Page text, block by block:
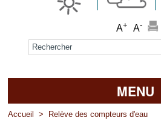
A+ A-
Formulaire de recherche
MENU
Accueil
Accueil > Relève des compteurs d'eau